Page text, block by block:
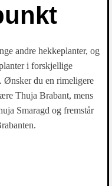
andre hekkeplanter, og
i forskjellige
Ønsker du en rimeligere
Thuja Brabant, mens
Smaragd og fremstår